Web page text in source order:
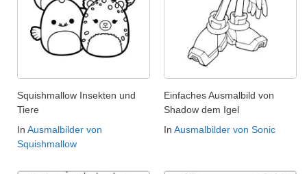
Squishmallow Insekten und
Tiere
In Ausmalbilder von
Squishmallow
Einfaches Ausmalbild von
Shadow dem Igel
In Ausmalbilder von Sonic